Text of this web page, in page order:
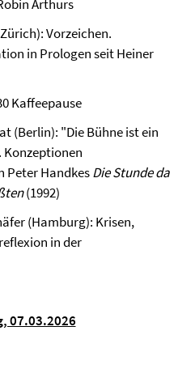
Arthurs
Vorzeichen.
in Prologen seit Heiner
Kaffeepause
(Berlin): "Die Bühne ist ein
Peter HandkesDie Stunde da
(1992)
(Hamburg): Krisen,
in der
07.03.2026